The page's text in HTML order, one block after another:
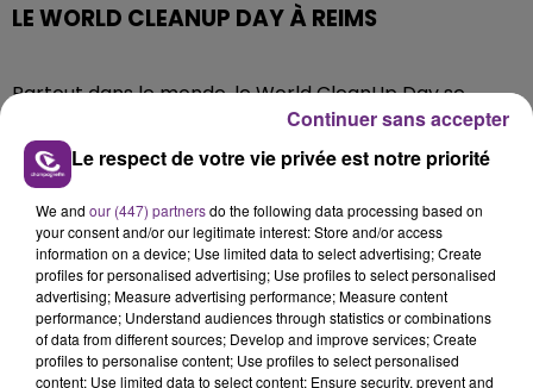
LE WORLD CLEANUP DAY À REIMS
Partout dans le monde, le World CleanUp Day se
déroulera le 18 septembre. Il s'agit d'une journée
dédiée au ramassage des déchets sur la planète. A
Reims cet événement se déroulera sous la forme
d'une journée ludique et sportive.
Le respect de votre vie privée est notre priorité
We and our (447) partnersdo the following data processing based on
your consent and/or our legitimate interest: Store and/or access
information on a device; Use limited data to select advertising; Create
profiles for personalised advertising; Use profiles to select personalised
advertising; Measure advertising performance; Measure content
performance; Understand audiences through statistics or combinations
of data from different sources; Develop and improve services; Create
profiles to personalise content; Use profiles to select personalised
content; Use limited data to select content; Ensure security, prevent and
Continuer sans accepter